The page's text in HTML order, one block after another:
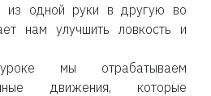
из одной руки в другую во
нам улучшить ловкость и
мы отрабатываем
движения, которые